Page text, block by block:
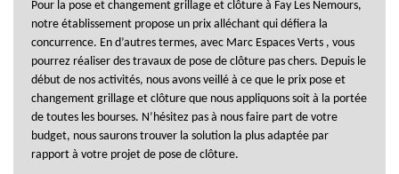
Pour la pose et changement grillage et clôture à Fay Les Nemours,
notre établissement propose un prix alléchant qui défiera la
concurrence. En d’autres termes, avec Marc Espaces Verts , vous
pourrez réaliser des travaux de pose de clôture pas chers. Depuis le
début de nos activités, nous avons veillé à ce que le prix pose et
changement grillage et clôture que nous appliquons soit à la portée
de toutes les bourses. N’hésitez pas à nous faire part de votre
budget, nous saurons trouver la solution la plus adaptée par
rapport à votre projet de pose de clôture.